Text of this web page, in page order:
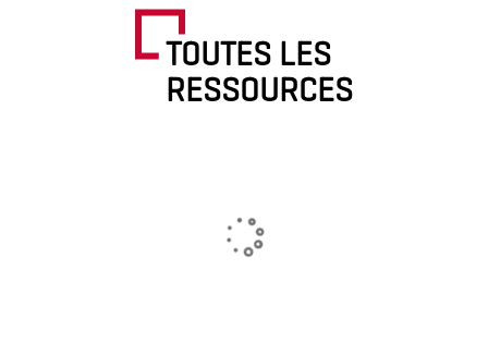
TOUTES LES
RESSOURCES